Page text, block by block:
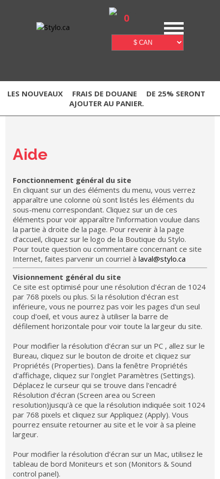
0
LES NOUVEAUX FRAIS DE DOUANE
DE 25% SERONT
AJOUTER AU PANIER.
Aide
Fonctionnement général du site
En cliquant sur un des éléments du menu, vous verrez
apparaître une colonne où sont listés les éléments du
sous-menu correspondant. Cliquez sur un de ces
éléments pour voir apparaître l’information voulue dans
la partie à droite de la page. Pour revenir à la page
d’accueil, cliquez sur le logo de la Boutique du Stylo.
Pour toute question ou commentaire concernant ce site
Internet, faites parvenir un courriel àlaval@stylo.ca
Visionnement général du site
Ce site est optimisé pour une résolution d'écran de 1024
par 768 pixels ou plus. Si la résolution d'écran est
inférieure, vous ne pourrez pas voir les pages d'un seul
coup d'oeil, et vous aurez à utiliser la barre de
défilement horizontale pour voir toute la largeur du site.
Pour modifier la résolution d'écran sur un PC , allez sur le
Bureau, cliquez sur le bouton de droite et cliquez sur
Propriétés (Properties). Dans la fenêtre Propriétés
d'affichage, cliquez sur l'onglet Paramètres (Settings).
Déplacez le curseur qui se trouve dans l'encadré
Résolution d'écran (Screen area ou Screen
resolution)jusqu'à ce que la résolution indiquée soit 1024
par 768 pixels et cliquez sur Appliquez (Apply). Vous
pourrez ensuite retourner au site et le voir à sa pleine
largeur.
Pour modifier la résolution d'écran sur un Mac, utilisez le
tableau de bord Moniteurs et son (Monitors & Sound
control panel).